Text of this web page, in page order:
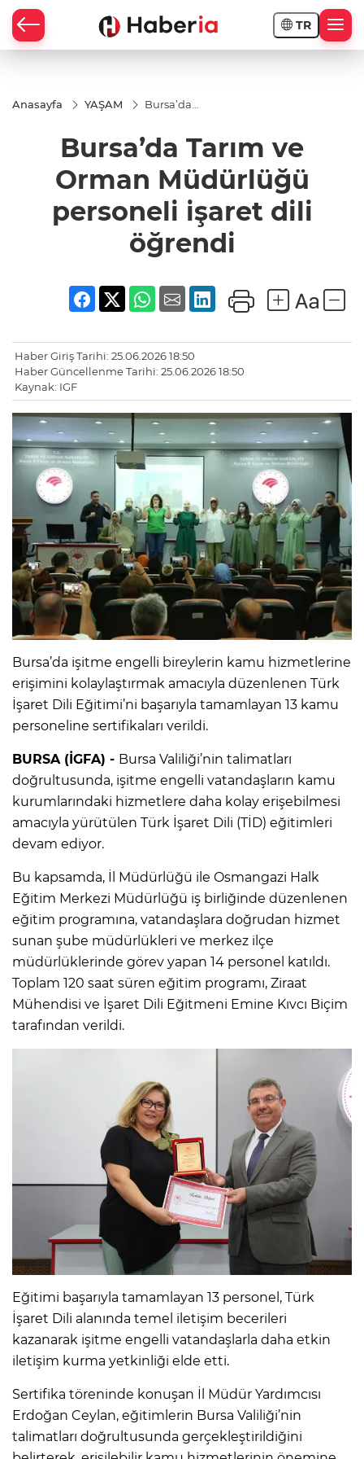
TR
Anasayfa YAŞAM
Bursa’da
Müdürlüğü
personeli
işaret dili
öğrendi
Bursa’da Tarım ve
Orman Müdürlüğü
personeli işaret dili
öğrendi
Haber Giriş Tarihi: 25.06.2026 18:50
Haber Güncellenme Tarihi: 25.06.2026 18:50
Kaynak: IGF
Bursa’da işitme engelli bireylerin kamu hizmetlerine
erişimini kolaylaştırmak amacıyla düzenlenen Türk
İşaret Dili Eğitimi’ni başarıyla tamamlayan 13 kamu
personeline sertifikaları verildi.
BURSA (İGFA) - Bursa Valiliği’nin talimatları
doğrultusunda, işitme engelli vatandaşların kamu
kurumlarındaki hizmetlere daha kolay erişebilmesi
amacıyla yürütülen Türk İşaret Dili (TİD) eğitimleri
devam ediyor.
Bu kapsamda, İl Müdürlüğü ile Osmangazi Halk
Eğitim Merkezi Müdürlüğü iş birliğinde düzenlenen
eğitim programına, vatandaşlara doğrudan hizmet
sunan şube müdürlükleri ve merkez ilçe
müdürlüklerinde görev yapan 14 personel katıldı.
Toplam 120 saat süren eğitim programı, Ziraat
Mühendisi ve İşaret Dili Eğitmeni Emine Kıvcı Biçim
tarafından verildi.
Eğitimi başarıyla tamamlayan 13 personel, Türk
İşaret Dili alanında temel iletişim becerileri
kazanarak işitme engelli vatandaşlarla daha etkin
iletişim kurma yetkinliği elde etti.
Sertifika töreninde konuşan İl Müdür Yardımcısı
Erdoğan Ceylan, eğitimlerin Bursa Valiliği’nin
talimatları doğrultusunda gerçekleştirildiğini